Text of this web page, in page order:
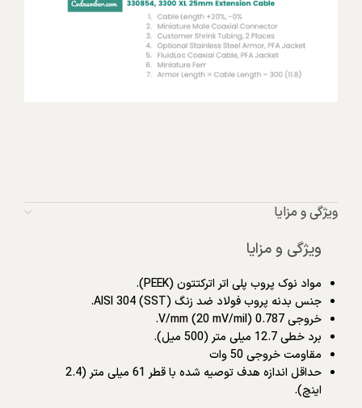
ویژگی و مزایا
ویژگی و مزایا
مواد نوک پروب پلی اتر اترکتتون (PEEK).
جنس بدنه پروب فولاد ضد زنگ AISI 304 (SST).
خروجی 0.787 V/mm (20 mV/mil).
برد خطی 12.7 میلی متر (500 میل).
مقاومت خروجی 50 وات
حداقل اندازه هدف توصیه شده با قطر 61 میلی متر (2.4
اینچ).